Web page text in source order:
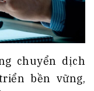
chuyển dịch
bền vững,